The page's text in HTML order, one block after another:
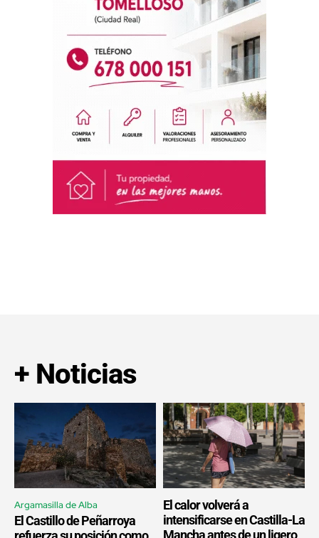
+ Noticias
Argamasilla de Alba
El Castillo de Peñarroya
El calor volverá a
intensificarse en Castilla-La
Mancha antes de un ligero